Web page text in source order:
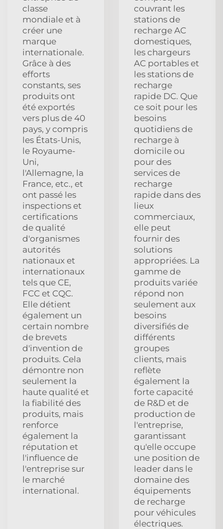
classe
mondiale et à
créer une
marque
internationale.
Grâce à des
efforts
constants, ses
produits ont
été exportés
vers plus de 40
pays, y compris
les États-Unis,
le Royaume-
Uni,
l'Allemagne, la
France, etc., et
ont passé les
inspections et
certifications
de qualité
d'organismes
autorités
nationaux et
internationaux
tels que CE,
FCC et CQC.
Elle détient
également un
certain nombre
de brevets
d'invention de
produits. Cela
démontre non
seulement la
haute qualité et
la fiabilité des
produits, mais
renforce
également la
réputation et
l'influence de
l'entreprise sur
le marché
international.
couvrant les
stations de
recharge AC
domestiques,
les chargeurs
AC portables et
les stations de
recharge
rapide DC. Que
ce soit pour les
besoins
quotidiens de
recharge à
domicile ou
pour des
services de
recharge
rapide dans des
lieux
commerciaux,
elle peut
fournir des
solutions
appropriées. La
gamme de
produits variée
répond non
seulement aux
besoins
diversifiés de
différents
groupes
clients, mais
reflète
également la
forte capacité
de R&D et de
production de
l'entreprise,
garantissant
qu'elle occupe
une position de
leader dans le
domaine des
équipements
de recharge
pour véhicules
électriques.